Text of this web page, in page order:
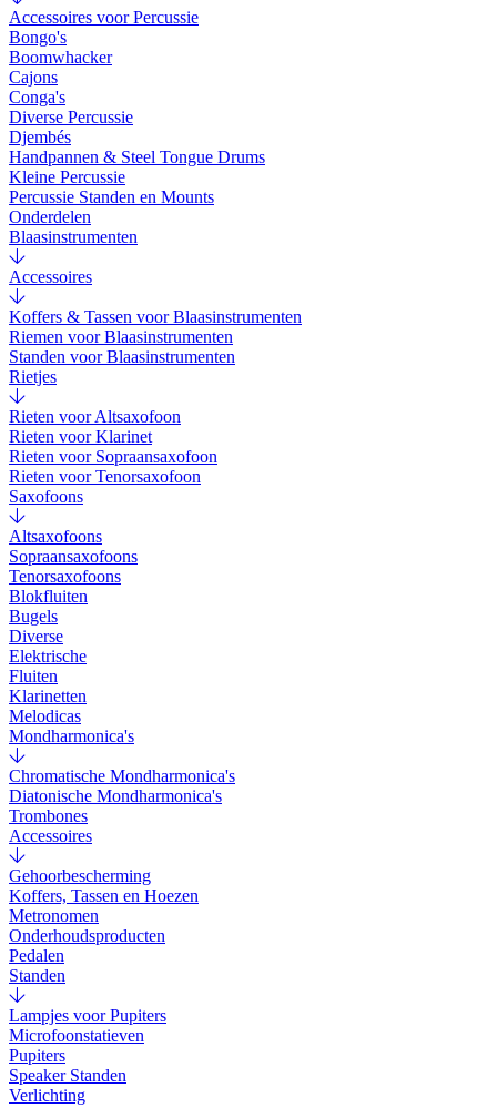
Accessoires voor Percussie
Bongo's
Boomwhacker
Cajons
Conga's
Diverse Percussie
Djembés
Handpannen & Steel Tongue Drums
Kleine Percussie
Percussie Standen en Mounts
Onderdelen
Blaasinstrumenten
Accessoires
Koffers & Tassen voor Blaasinstrumenten
Riemen voor Blaasinstrumenten
Standen voor Blaasinstrumenten
Rietjes
Rieten voor Altsaxofoon
Rieten voor Klarinet
Rieten voor Sopraansaxofoon
Rieten voor Tenorsaxofoon
Saxofoons
Altsaxofoons
Sopraansaxofoons
Tenorsaxofoons
Blokfluiten
Bugels
Diverse
Elektrische
Fluiten
Klarinetten
Melodicas
Mondharmonica's
Chromatische Mondharmonica's
Diatonische Mondharmonica's
Trombones
Accessoires
Gehoorbescherming
Koffers, Tassen en Hoezen
Metronomen
Onderhoudsproducten
Pedalen
Standen
Lampjes voor Pupiters
Microfoonstatieven
Pupiters
Speaker Standen
Verlichting